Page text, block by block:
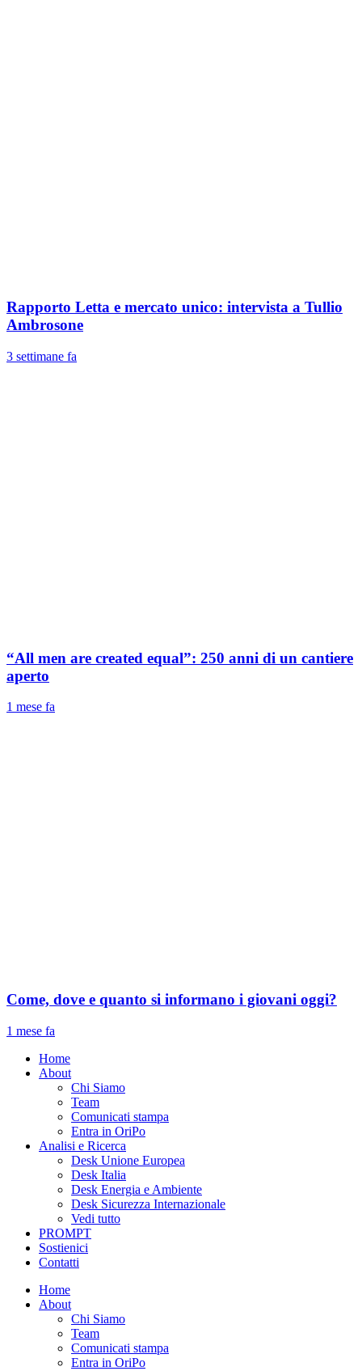
Rapporto Letta e mercato unico: intervista a Tullio
Ambrosone
3 settimane fa
“All men are created equal”: 250 anni di un cantiere
aperto
1 mese fa
Come, dove e quanto si informano i giovani oggi?
1 mese fa
Home
About
Chi Siamo
Team
Comunicati stampa
Entra in OriPo
Analisi e Ricerca
Desk Unione Europea
Desk Italia
Desk Energia e Ambiente
Desk Sicurezza Internazionale
Vedi tutto
PROMPT
Sostienici
Contatti
Home
About
Chi Siamo
Team
Comunicati stampa
Entra in OriPo